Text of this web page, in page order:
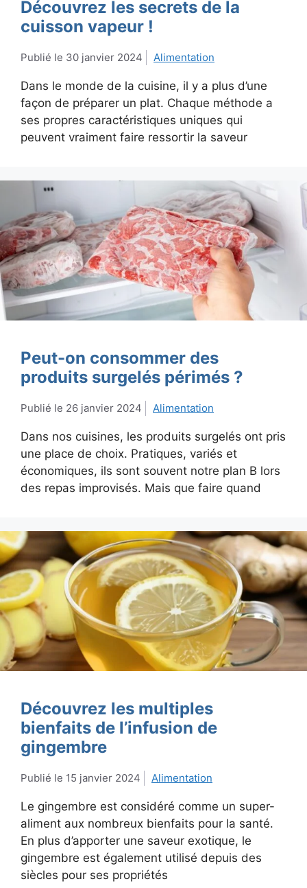
Découvrez les secrets de la
cuisson vapeur !
30 janvier 2024 Alimentation
Dans le monde de la cuisine, il y a plus d’une
façon de préparer un plat. Chaque méthode a
ses propres caractéristiques uniques qui
peuvent vraiment faire ressortir la saveur
Peut-on consommer des
produits surgelés périmés ?
26 janvier 2024 Alimentation
Dans nos cuisines, les produits surgelés ont pris
une place de choix. Pratiques, variés et
économiques, ils sont souvent notre plan B lors
des repas improvisés. Mais que faire quand
Découvrez les multiples
bienfaits de l’infusion de
gingembre
15 janvier 2024 Alimentation
Le gingembre est considéré comme un super-
aliment aux nombreux bienfaits pour la santé.
En plus d’apporter une saveur exotique, le
gingembre est également utilisé depuis des
siècles pour ses propriétés